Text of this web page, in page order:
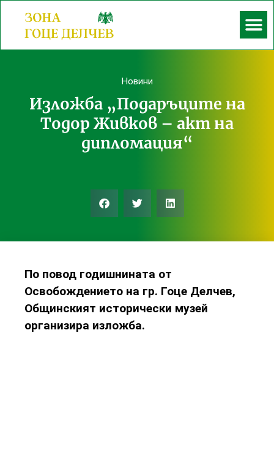
Новини
Изложба „Подаръците на
Тодор Живков – акт на
дипломация“
По повод годишнината от
Освобождението на гр. Гоце Делчев,
Общинският исторически музей
организира изложба.